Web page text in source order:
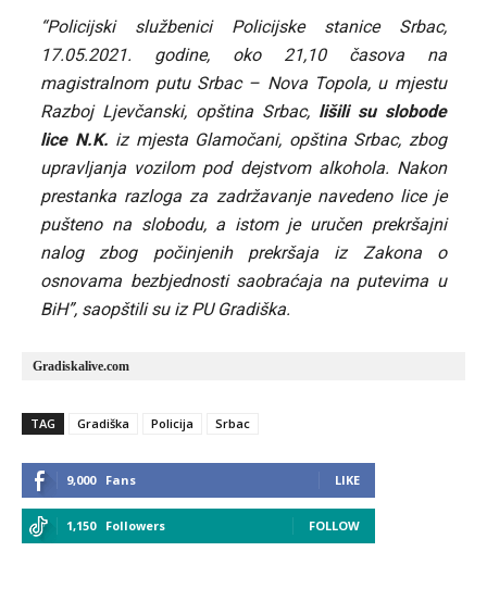
“Policijski službenici Policijske stanice Srbac,
17.05.2021. godine, oko 21,10 časova na
magistralnom putu Srbac – Nova Topola, u mjestu
Razboj Ljevčanski, opština Srbac, lišili su slobode
lice N.K. iz mjesta Glamočani, opština Srbac, zbog
upravljanja vozilom pod dejstvom alkohola. Nakon
prestanka razloga za zadržavanje navedeno lice je
pušteno na slobodu, a istom je uručen prekršajni
nalog zbog počinjenih prekršaja iz Zakona o
osnovama bezbjednosti saobraćaja na putevima u
BiH”, saopštili su iz PU Gradiška.
Gradiskalive.com
TAG Gradiška Policija Srbac
9,000 Fans LIKE
1,150 Followers FOLLOW